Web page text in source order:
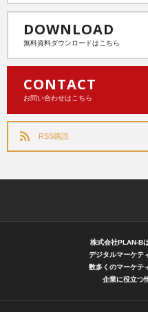
DOWNLOAD
無料資料ダウンロードはこちら
CONTACT
お問い合わせはこちら
RSS購読
株式会社PLAN-B
デジタルマーケテ
数多くのマーケテ
企業に役立つ